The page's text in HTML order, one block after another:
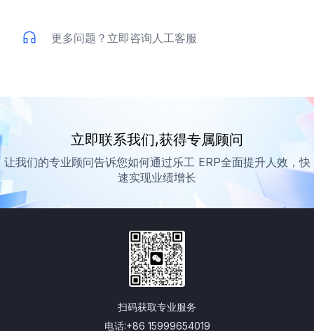
更多问题？立即咨询人工客服
立即联系我们,获得专属顾问
让我们的专业顾问告诉您如何通过乐工 ERP全面提升人效，快
速实现业绩增长
扫码获取专业服务
电话:+86 15999654019